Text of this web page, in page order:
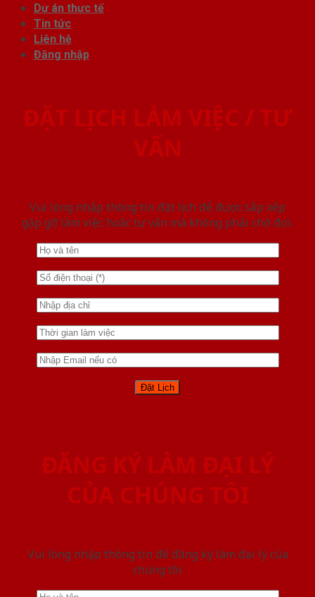
Dự án thực tế
Tin tức
Liên hệ
Đăng nhập
ĐẶT LỊCH LÀM VIỆC / TƯ
VẤN
Vui lòng nhập thông tin đặt lịch để được sắp xếp
gặp gỡ làm việc hoăc tư vấn mà không phải chờ đợi.
ĐĂNG KÝ LÀM ĐẠI LÝ
CỦA CHÚNG TÔI
Vui lòng nhập thông tin để đăng ký làm đại lý của
chúng tôi